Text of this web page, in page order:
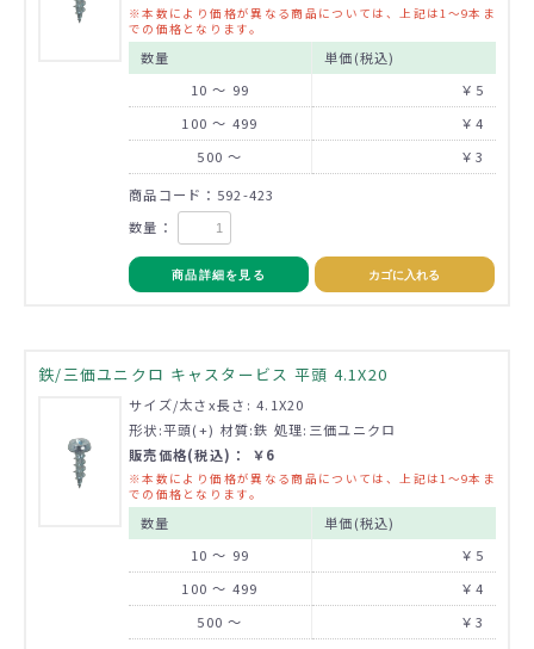
※本数により価格が異なる商品については、上記は1～9本ま
での価格となります。
数量
単価(税込)
10 ～ 99
￥5
100 ～ 499
￥4
500 ～
￥3
商品コード：592-423
数量：
商品詳細を見る カゴに入れる
鉄/三価ユニクロ キャスタービス 平頭 4.1X20
サイズ/太さx長さ: 4.1X20
形状:平頭(+) 材質:鉄 処理:三価ユニクロ
販売価格(税込)： ￥6
※本数により価格が異なる商品については、上記は1～9本ま
での価格となります。
数量
単価(税込)
10 ～ 99
￥5
100 ～ 499
￥4
500 ～
￥3